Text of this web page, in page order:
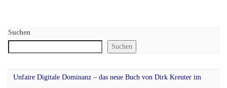
Suchen
Suchen
Unfaire Digitale Dominanz – das neue Buch von Dirk Kreuter im